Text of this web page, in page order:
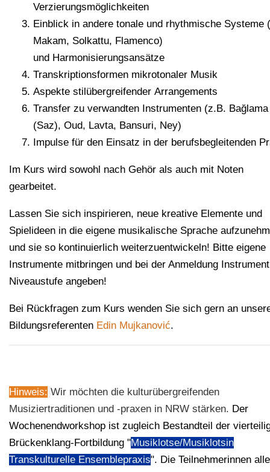
Verzierungsmöglichkeiten
Einblick in andere tonale und rhythmische Systeme
Makam, Solkattu, Flamenco)
und Harmonisierungsansätze
Transkriptionsformen mikrotonaler Musik
Aspekte stilübergreifender Arrangements
Transfer zu verwandten Instrumenten (z.B. Bağlama
(Saz), Oud, Lavta, Bansuri, Ney)
Impulse für den Einsatz in der berufsbegleitenden
Im Kurs wird sowohl nach Gehör als auch mit Noten
gearbeitet.
Lassen Sie sich inspirieren, neue kreative Elemente und
Spielideen in die eigene musikalische Sprache
und sie so kontinuierlich weiterzuentwickeln! Bitte eigene
Instrumente mitbringen und bei der Anmeldung
Niveaustufe angeben!
Bei Rückfragen zum Kurs wenden Sie sich gern an
Bildungsreferenten Edin Mujkanović.
Hinweis: Wir möchten die kulturübergreifenden
Musiziertraditionen und -praxen in NRW stärken. Der
Wochenendworkshop ist zugleich Bestandteil der
Brückenklang-Fortbildung "Musiklotse/Musiklotsin
Transkulturelle Ensemblepraxis". Die Teilnehmerinnen